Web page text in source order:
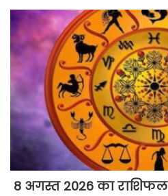
8 अगस्त 2026 का राशिफल